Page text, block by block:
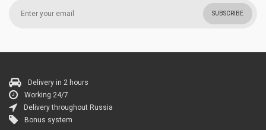
SUBSCRIBE
Delivery in 2 hours
Working 24/7
Delivery throughout Russia
Bonus system